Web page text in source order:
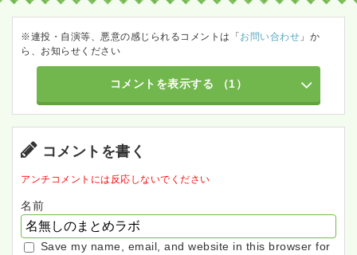
※連投・自演等、悪意の感じられるコメントは「 お問い合わせ 」か
ら、お知らせください
コメントを表示する （1）
コメントを書く
アンチコメントには反応しないでください
名前
Save my name, email, and website in this browser for